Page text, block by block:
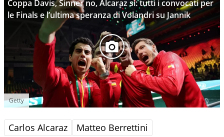
Coppa Davis, Sinner no, Alcaraz sì: tutti i convocati per
le Finals e l’ultima speranza di Volandri su Jannik
Getty
Carlos Alcaraz Matteo Berrettini